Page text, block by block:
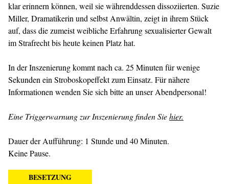
klar erinnern können, weil sie währenddessen dissoziierten. Suzie
Miller, Dramatikerin und selbst Anwältin, zeigt in ihrem Stück
auf, dass die zumeist weibliche Erfahrung sexualisierter Gewalt
im Strafrecht bis heute keinen Platz hat.
In der Inszenierung kommt nach ca. 25 Minuten für wenige
Sekunden ein Stroboskopeffekt zum Einsatz. Für nähere
Informationen wenden Sie sich bitte an unser Abendpersonal!
Eine Triggerwarnung zur Inszenierung finden Siehier.
Dauer der Aufführung: 1 Stunde und 40 Minuten.
Keine Pause.
BESETZUNG